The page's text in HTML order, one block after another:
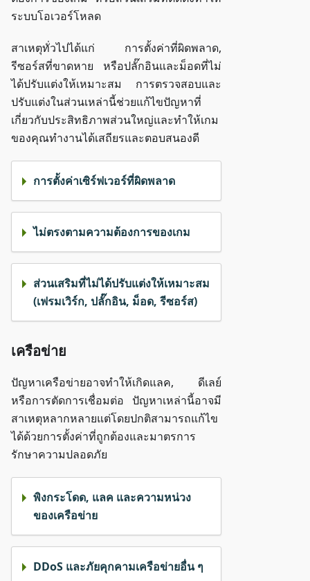
ระบบโอเวอร์โหลด
สาเหตุทั่วไปได้แก่ การตั้งค่าที่ผิดพลาด,
รีซอร์สที่ขาดหาย หรือปลั๊กอินและม็อดที่ไม่
ได้ปรับแต่งให้เหมาะสม การตรวจสอบและ
ปรับแต่งในส่วนเหล่านี้ช่วยแก้ไขปัญหาที่
เกี่ยวกับประสิทธิภาพส่วนใหญ่และทำให้เกม
ของคุณทำงานได้เสถียรและตอบสนองดี
การตั้งค่าเซิร์ฟเวอร์ที่ผิดพลาด
ไม่ตรงตามความต้องการของเกม
ส่วนเสริมที่ไม่ได้ปรับแต่งให้เหมาะสม
(เฟรมเวิร์ก, ปลั๊กอิน, ม็อด, รีซอร์ส)
เครือข่าย
ปัญหาเครือข่ายอาจทำให้เกิดแลค, ดีเลย์
หรือการตัดการเชื่อมต่อ ปัญหาเหล่านี้อาจมี
สาเหตุหลากหลายแต่โดยปกติสามารถแก้ไข
ได้ด้วยการตั้งค่าที่ถูกต้องและมาตรการ
รักษาความปลอดภัย
พิงกระโดด, แลค และความหน่วง
ของเครือข่าย
DDoS และภัยคุกคามเครือข่ายอื่น ๆ